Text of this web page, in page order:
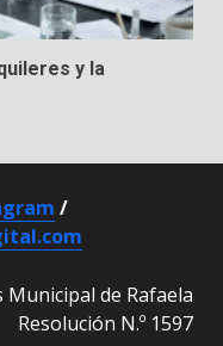
y la
/
de Rafaela
Resolución N.º 1597